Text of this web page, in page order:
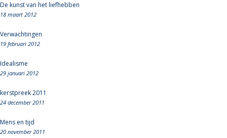
De kunst van het liefhebben
18 maart 2012
Verwachtingen
19 februari 2012
Idealisme
29 januari 2012
kerstpreek 2011
24 december 2011
Mens en tijd
20 november 2011